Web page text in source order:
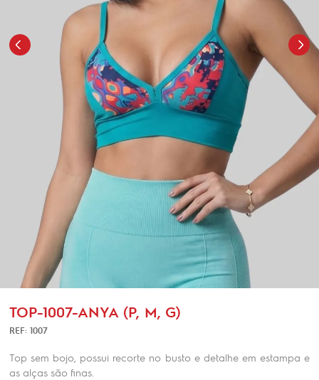
TOP-1007-ANYA (P, M, G)
REF: 1007
Top sem bojo, possui recorte no busto e detalhe em estampa e
as alças são finas.